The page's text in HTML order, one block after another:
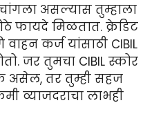
असल्यास तुम्हाला
फायदे मिळतात. क्रेडिट
कर्ज यांसाठी CIBIL
जर तुमचा CIBIL स्कोर
असेल, तर तुम्ही सहज
व्याजदराचा लाभही